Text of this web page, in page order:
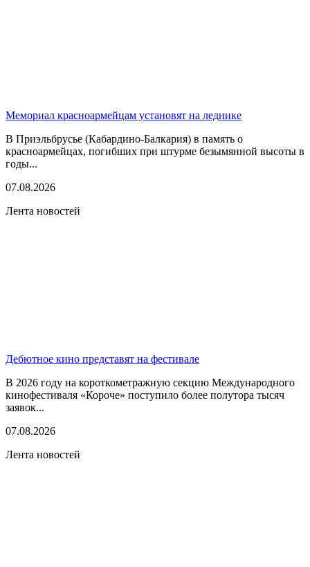
Мемориал красноармейцам установят на леднике
В Приэльбрусье (Кабардино-Балкария) в память о
красноармейцах, погибших при штурме безымянной высоты в
годы...
07.08.2026
Лента новостей
Дебютное кино представят на фестивале
В 2026 году на короткометражную секцию Международного
кинофестиваля «Короче» поступило более полутора тысяч
заявок...
07.08.2026
Лента новостей